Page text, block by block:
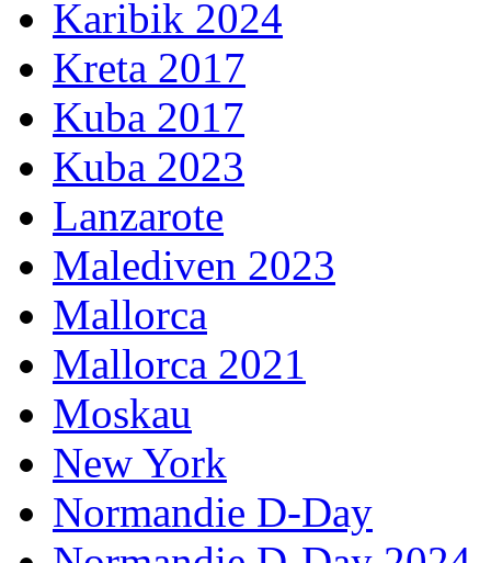
Karibik 2024
Kreta 2017
Kuba 2017
Kuba 2023
Lanzarote
Malediven 2023
Mallorca
Mallorca 2021
Moskau
New York
Normandie D-Day